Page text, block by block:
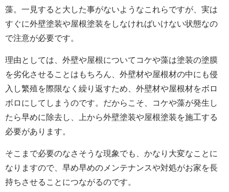
藻。一見すると大した事がないようなこれらですが、実は
すぐに外壁塗装や屋根塗装をしなければいけない状態なの
で注意が必要です。
理由としては、外壁や屋根についてコケや藻は塗装の塗膜
を劣化させることはもちろん、外壁材や屋根材の中にも侵
入し繁殖を際限なく繰り返すため、外壁材や屋根材をボロ
ボロにしてしまうのです。だからこそ、コケや藻が発生し
たら早めに除去し、上から外壁塗装や屋根塗装を施工する
必要があります。
そこまで必要のなさそうな現象でも、かなり大変なことに
なりますので、早め早めのメンテナンスや対処がお家を長
持ちさせることにつながるのです。